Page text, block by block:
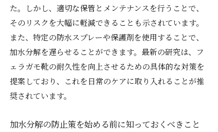
加水分解予防のための具体的なステップ
美しさと耐久性を両立させる加水分解対策
法
た。しかし、適切な保管とメンテナンスを行うことで、
そのリスクを大幅に軽減できることも示されています。
また、特定の防水スプレーや保護剤を使用することで、
加水分解を遅らせることができます。最新の研究は、フ
ェラガモ靴の耐久性を向上させるための具体的な対策を
提案しており、これを日常のケアに取り入れることが推
奨されています。
加水分解の防止策を始める前に知っておくべきこと